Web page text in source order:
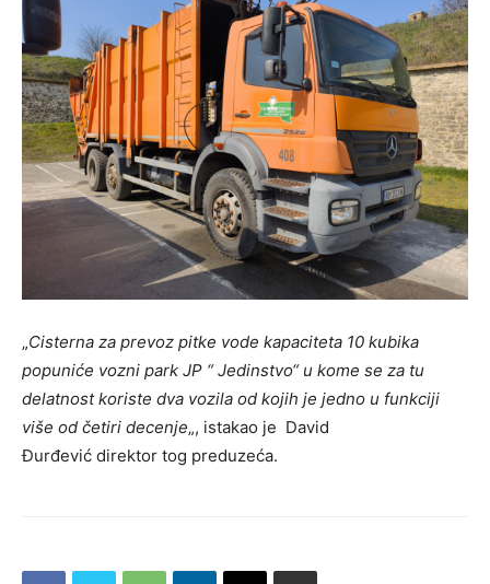
„Cisterna za prevoz pitke vode kapaciteta 10 kubika
popuniće vozni park JP “ Jedinstvo“ u kome se za tu
delatnost koriste dva vozila od kojih je jedno u funkciji
više od četiri decenje„, istakao je David
Đurđević direktor tog preduzeća.